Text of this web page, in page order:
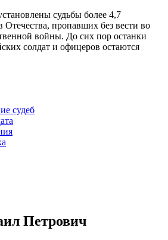
судьбы более 4,7
Отечества, пропавших без вести во
войны. До сих пор останки
солдат и офицеров остаются
судеб
Петрович